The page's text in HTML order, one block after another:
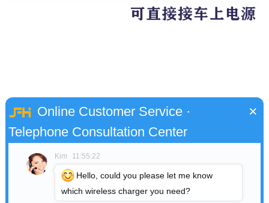
Online Customer Service ·
Telephone Consultation Center
×
Kim 11:55:22
Hello, could you please let me know
which wireless charger you need?